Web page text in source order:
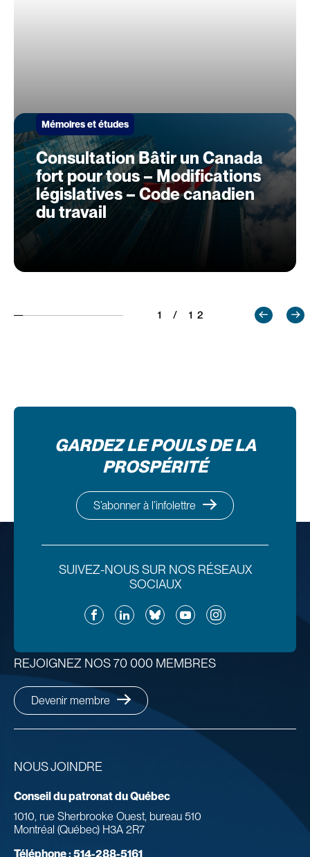
Mémoires et études
Consultation Bâtir un Canada
fort pour tous – Modifications
législatives – Code canadien
du travail
1 / 12
GARDEZ LE POULS DE LA
PROSPÉRITÉ
S’abonner à l’infolettre
SUIVEZ-NOUS SUR NOS RÉSEAUX
SOCIAUX
FacebookLinkedInBlueskyYouTubeInstagram
NOUS JOINDRE
Conseil du patronat du Québec
1010, rue Sherbrooke Ouest, bureau 510
Montréal (Québec) H3A 2R7
Téléphone :514-288-5161
REJOIGNEZ NOS 70 000 MEMBRES
Devenir membre